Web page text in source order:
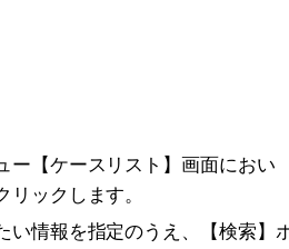
【ケースリスト】画面におい
ックします。
い情報を指定のうえ、【検索】